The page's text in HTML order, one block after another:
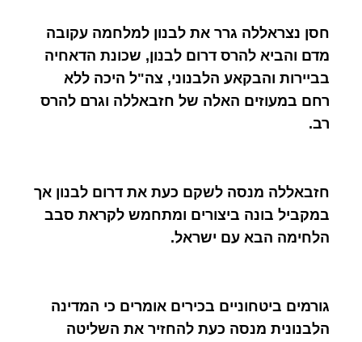
חסן נצראללה גרר את לבנון למלחמה עקובה
מדם והביא להרס דרום לבנון, שכונת הדאחיה
בביירות והבקאע הלבנוני, צה"ל היכה ללא
רחם במעוזים האלה של חזבאללה וגרם להרס
רב.
חזבאללה מנסה לשקם כעת את דרום לבנון אך
במקביל בונה ביצורים ומתחמש לקראת סבב
הלחימה הבא עם ישראל.
גורמים ביטחוניים בכירים אומרים כי המדינה
הלבנונית מנסה כעת להחזיר את השליטה